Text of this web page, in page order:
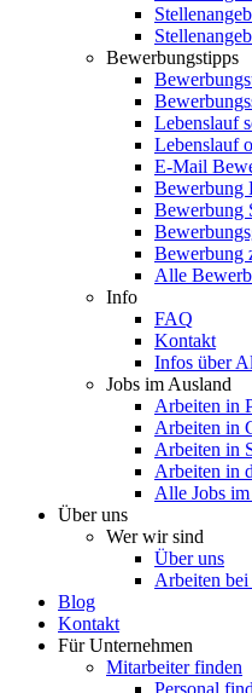
Bewerbungstipps
Lebenslauf
Lebenslauf
E-Mail
Bewerbung
Bewerbung
Bewerbung
Alle
Info
FAQ
Kontakt
Infos über
Jobs im Ausland
Arbeiten in
Arbeiten in
Arbeiten in
Arbeiten in
Alle Jobs
Über uns
Wer wir sind
Über uns
Arbeiten bei
Blog
Kontakt
Für Unternehmen
Mitarbeiter finden
Personal